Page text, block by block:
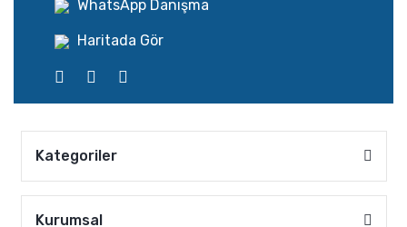
WhatsApp Danışma
Haritada Gör
Kategoriler
Kurumsal